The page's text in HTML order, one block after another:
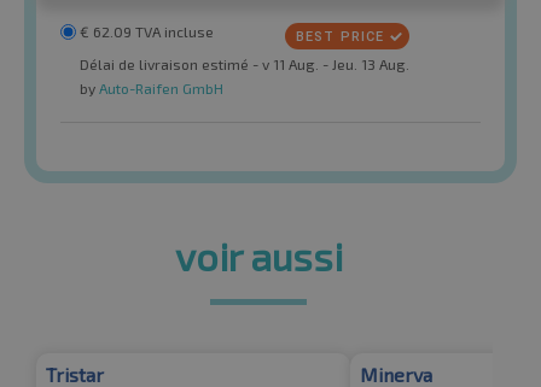
€ 62.09 TVA incluse
Délai de livraison estimé - v 11 Aug. - Jeu. 13 Aug.
by Auto-Raifen GmbH
voir aussi
Tristar Minerva